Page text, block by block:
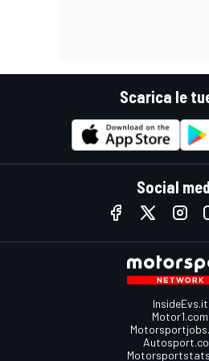
Scarica le
Social
InsideEvs.it
Motor1.com